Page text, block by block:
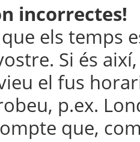
incorrectes!
els temps
Si és
el fus
p.ex.
que,